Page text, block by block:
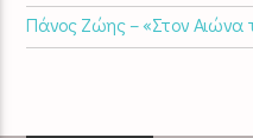
Πάνος Ζώης – «Στον Αιώνα